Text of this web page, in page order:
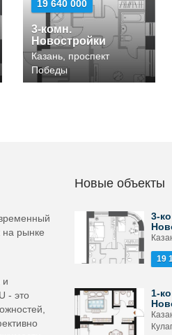
19 640 000
3-комн.
Новостройки
Казань, проспект
Победы
рынке
и
- это
Новые объекты
3-
19
1-